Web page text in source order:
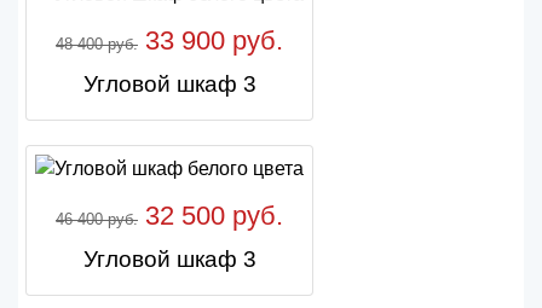
48 400 руб. 33 900 руб.
Угловой шкаф 3
46 400 руб. 32 500 руб.
Угловой шкаф 3